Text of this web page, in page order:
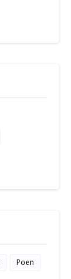
Poen